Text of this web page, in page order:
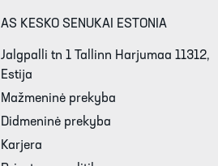
AS KESKO SENUKAI ESTONIA
Jalgpalli tn 1 Tallinn Harjumaa 11312,
Estija
Mažmeninė prekyba
Didmeninė prekyba
Karjera